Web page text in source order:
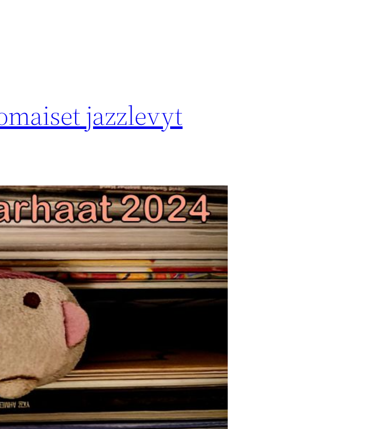
jazzlevyt